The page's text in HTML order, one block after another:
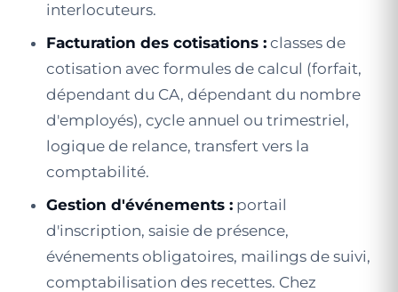
interlocuteurs.
Facturation des cotisations : classes de
cotisation avec formules de calcul (forfait,
dépendant du CA, dépendant du nombre
d'employés), cycle annuel ou trimestriel,
logique de relance, transfert vers la
comptabilité.
Gestion d'événements : portail
d'inscription, saisie de présence,
événements obligatoires, mailings de suivi,
comptabilisation des recettes. Chez